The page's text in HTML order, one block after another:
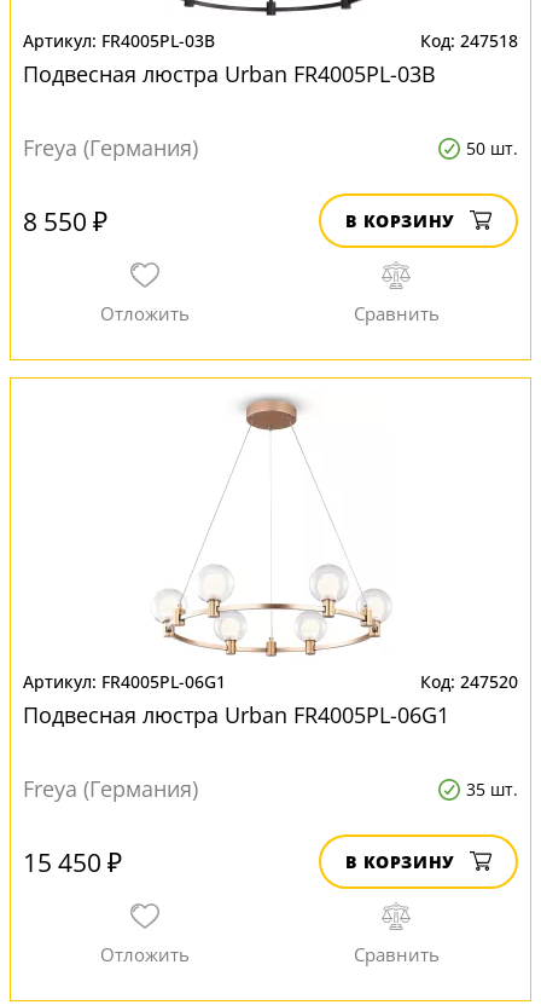
FR4005PL-03B 247518
Подвесная люстра Urban FR4005PL-03B
Freya (Германия) 50 шт.
8 550 ₽ В КОРЗИНУ
FR4005PL-06G1 247520
Подвесная люстра Urban FR4005PL-06G1
Freya (Германия) 35 шт.
15 450 ₽ В КОРЗИНУ